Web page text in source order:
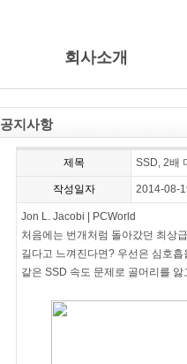
회사소개
공지사항
제목 SSD, 2배
작성일자 2014-08-
Jon L. Jacobi | PCWorld
처음에는 번개처럼 돌아갔던 최상
길다고 느껴진다면? 우선은 심호
같은 SSD 속도 문제로 골머리를